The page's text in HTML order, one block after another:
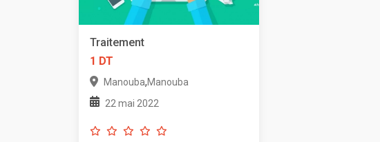
Traitement
1 DT
Manouba,Manouba
22 mai 2022